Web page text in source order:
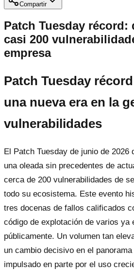
Compartir
Patch Tuesday
casi 200
empresa
Patch Tuesday
una nueva era en la
vulnerabilidades
El Patch Tuesday de junio de
una oleada sin precedentes de
cerca de 200 vulnerabilidades de
todo su ecosistema. Este evento
tres docenas de fallos calificados
código de explotación de varios ya
públicamente. Un volumen tan
un cambio decisivo en el
impulsado en parte por el uso